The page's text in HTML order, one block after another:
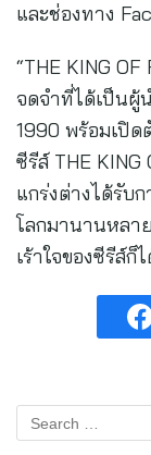
และช่องทาง
“THE KING
จดจำที่ได้เป็นผู้
1990 พร้อมเปิด
ซีรีส์ THE KING
แกร่งต่างได้รับ
โลกมานานหลา
เร้าใจของซีรีส์